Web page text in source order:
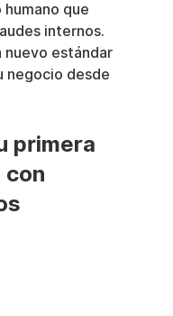
que
internos.
nuevo estándar
negocio desde
primera
con